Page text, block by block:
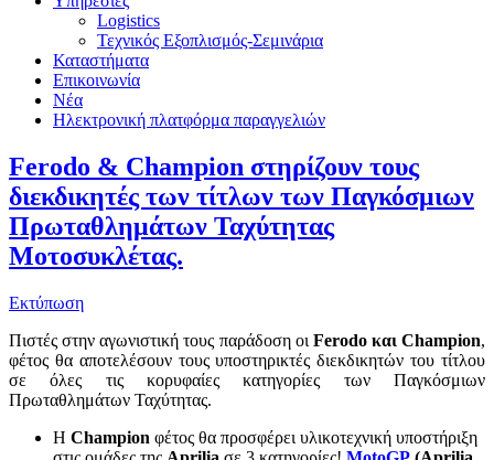
Logistics
Τεχνικός Εξοπλισμός-Σεμινάρια
Καταστήματα
Επικοινωνία
Νέα
Ηλεκτρονική πλατφόρμα παραγγελιών
Ferodo & Champion στηρίζουν τους
διεκδικητές των τίτλων των Παγκόσμιων
Πρωταθλημάτων Ταχύτητας
Μοτοσυκλέτας.
Εκτύπωση
Πιστές στην αγωνιστική τους παράδοση οι Ferodo και Champion,
φέτος θα αποτελέσουν τους υποστηρικτές διεκδικητών του τίτλου
σε όλες τις κορυφαίες κατηγορίες των Παγκόσμιων
Πρωταθλημάτων Ταχύτητας.
Η Champion φέτος θα προσφέρει υλικοτεχνική υποστήριξη